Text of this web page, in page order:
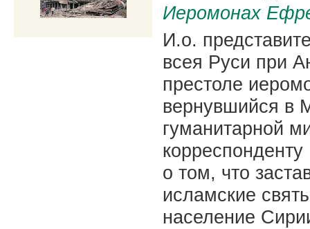
Иеромонах
И.о.
всея Руси при
престоле
вернувшийся в
гуманитарной
о том, что
исламские
население